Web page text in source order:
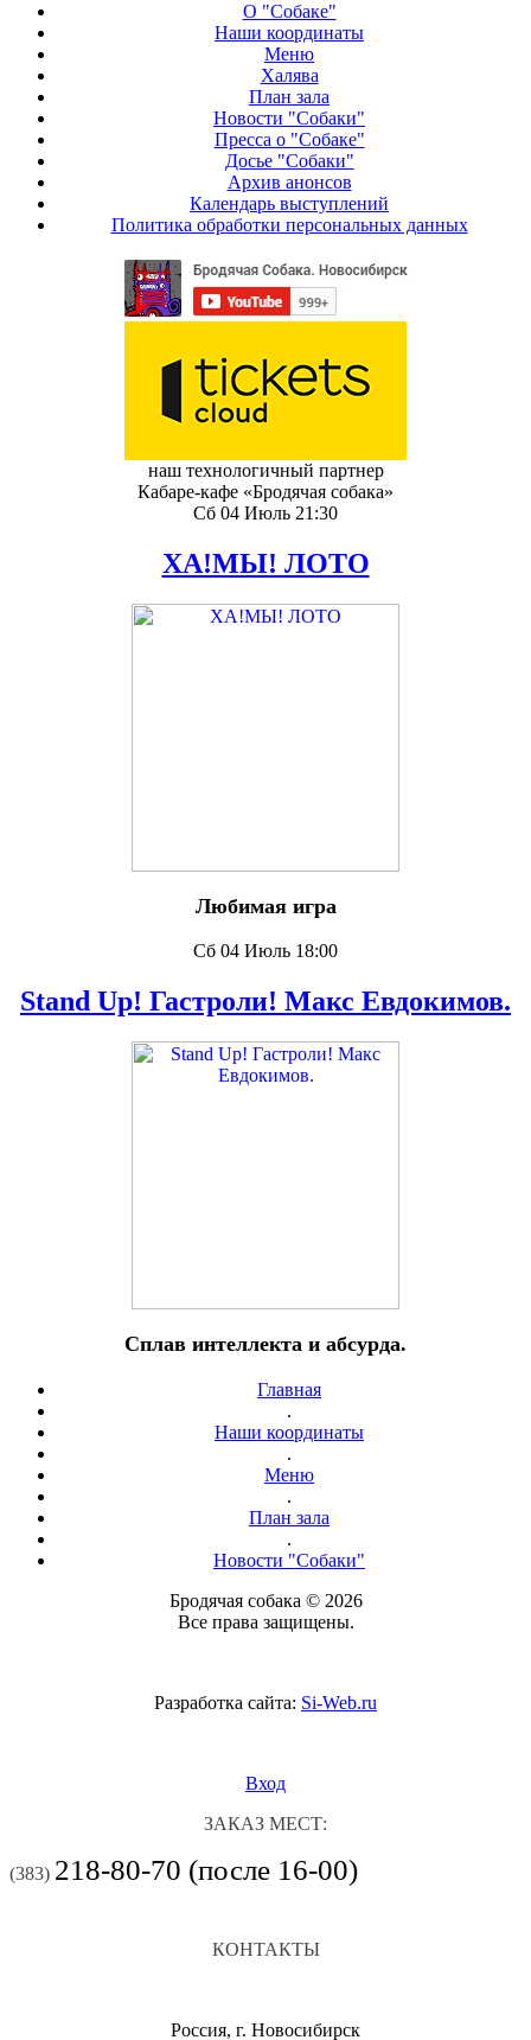
О "Собаке"
Наши координаты
Меню
Халява
План зала
Новости "Собаки"
Пресса о "Собаке"
Досье "Собаки"
Архив анонсов
Календарь выступлений
Политика обработки персональных данных
наш технологичный партнер
Кабаре-кафе «Бродячая собака»
Сб 04 Июль 21:30
ХА!МЫ! ЛОТО
Любимая игра
Сб 04 Июль 18:00
Stand Up! Гастроли! Макс Евдокимов.
Сплав интеллекта и абсурда.
Главная
.
Наши координаты
.
Меню
.
План зала
.
Новости "Собаки"
Бродячая собака © 2026
Все права защищены.
Разработка сайта: Si-Web.ru
Вход
ЗАКАЗ МЕСТ:
(383) 218-80-70 (после 16-00)
КОНТАКТЫ
Россия, г. Новосибирск